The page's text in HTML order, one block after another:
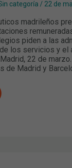
categoría / 22 de
madrileños
piden a las
los servicios y el
22 de
de Madrid y